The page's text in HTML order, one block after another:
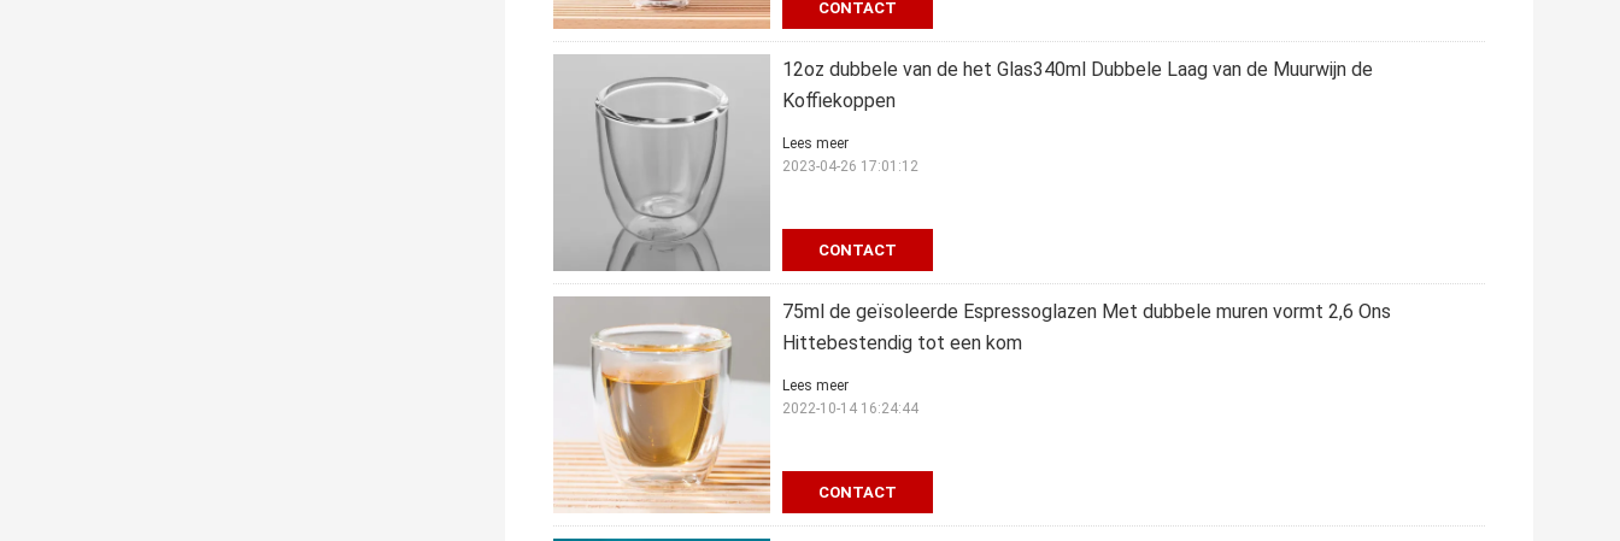
CONTACT
12oz dubbele van de het Glas340ml Dubbele Laag van de Muurwijn de
Koffiekoppen
CONTACT
Lees meer
2023-04-26 17:01:12
75ml de geïsoleerde Espressoglazen Met dubbele muren vormt 2,6 Ons
Hittebestendig tot een kom
CONTACT
Lees meer
2022-10-14 16:24:44